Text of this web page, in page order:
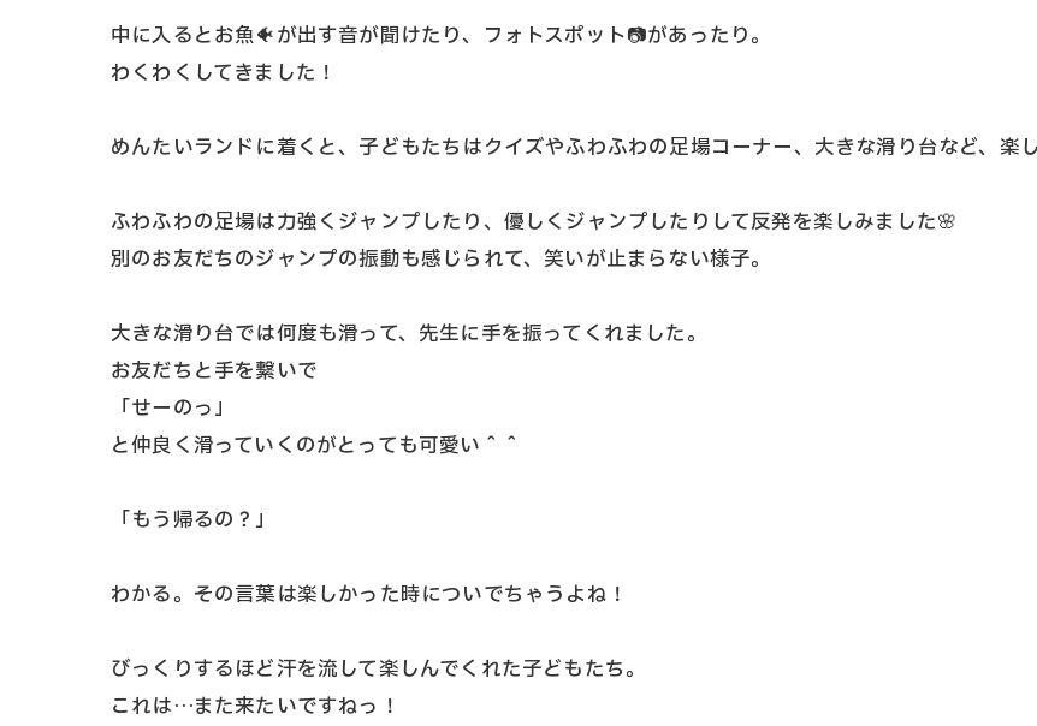
中に入るとお魚🐠が出す音が聞けたり、フォトスポット📷があったり。
わくわくしてきました！
めんたいランドに着くと、子どもたちはクイズやふわふわの足場コーナー、大きな滑り台など、
ふわふわの足場は力強くジャンプしたり、優しくジャンプしたりして反発を楽しみました🌸
別のお友だちのジャンプの振動も感じられて、笑いが止まらない様子。
大きな滑り台では何度も滑って、先生に手を振ってくれました。
お友だちと手を繋いで
「せーのっ」
と仲良く滑っていくのがとっても可愛い＾＾
「もう帰るの？」
わかる。その言葉は楽しかった時についでちゃうよね！
びっくりするほど汗を流して楽しんでくれた子どもたち。
これは…また来たいですねっ！